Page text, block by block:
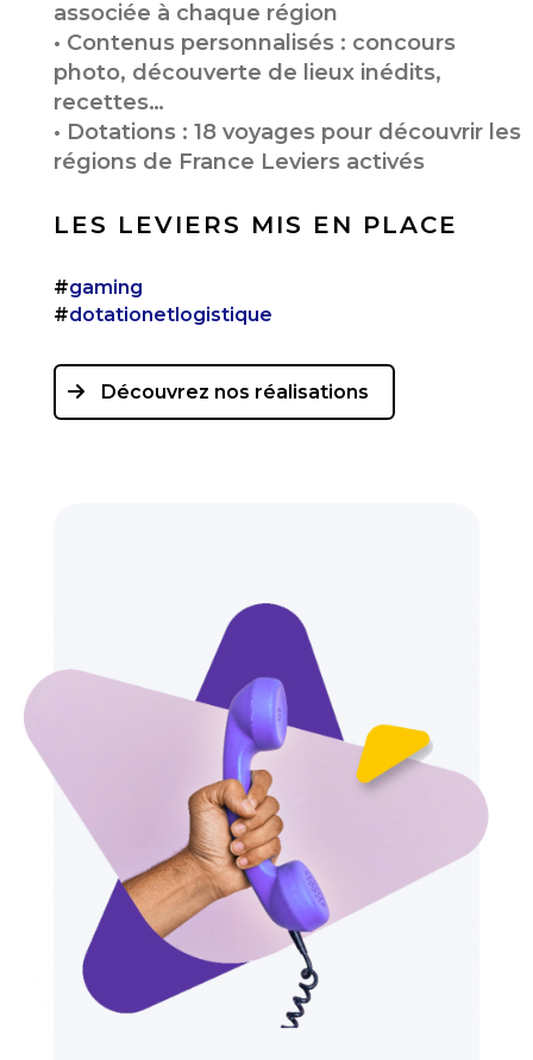
associée à chaque région
• Contenus personnalisés : concours
photo, découverte de lieux inédits,
recettes…
• Dotations : 18 voyages pour découvrir les
régions de France Leviers activés
LES LEVIERS MIS EN PLACE
#gaming
#dotationetlogistique
Découvrez nos réalisations